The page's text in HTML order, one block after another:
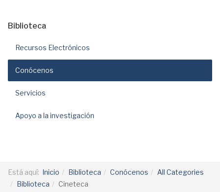
Biblioteca
Recursos Electrónicos
Conócenos
Servicios
Apoyo a la investigación
Está aquí: Inicio Biblioteca Conócenos
All Categories
Biblioteca
Cineteca